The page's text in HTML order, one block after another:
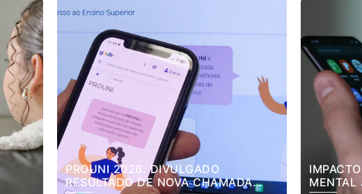
PROUNI 2026: DIVULGADO
RESULTADO DE NOVA CHAMADA
MENTAL